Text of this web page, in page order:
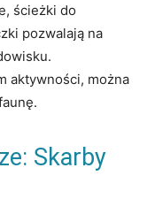
ścieżki do
pozwalają na
aktywności, można
Skarby